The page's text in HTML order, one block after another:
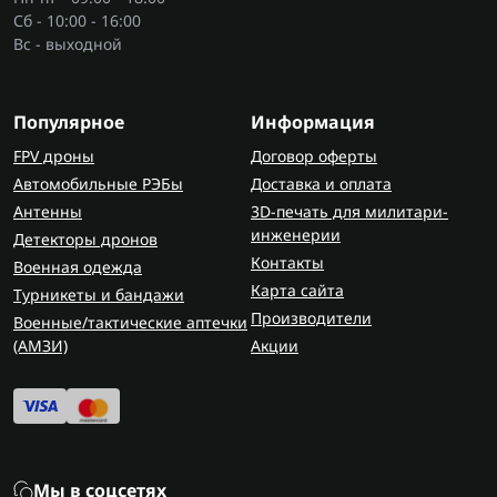
даже в небольшом пространстве. При
правильной пилке рез получается чистым, без
Характеристики электролобзиков
Перед тем как электролобзик купить, стоит
обратить внимание на:
мощность в Вт;
глубину реза по дереву и металлу;
частоту хода пилки;
наличие маятникового хода;
тип крепления пилки;
вес и баланс корпуса.
Для домашних задач подойдет недорогой
сетевой вариант средней мощности.
Сб - 10:00 - 16:00
Вс - выходной
Популярное
FPV дроны
Автомобильные РЭБы
Антенны
Детекторы дронов
Военная одежда
Турникеты и бандажи
Военные/тактические аптечки
(AMЗИ)
Информация
Договор оферты
Доставка и оплата
3D-печать для милитари-
инженерии
Контакты
Карта сайта
Производители
Акции
Мы в соцсетях